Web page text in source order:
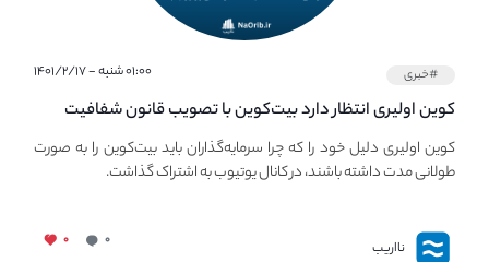
#خبری ۰۱:۰۰ شنبه - ۱۴۰۱/۲/۱۷
کوین اولیری انتظار دارد بیت‌کوین با تصویب قانون شفافیت
استیبل‌کوین، افزایش یابد.
کوین اولیری دلیل خود را که چرا سرمایه‌گذاران باید بیت‌کوین را به صورت
طولانی مدت داشته باشند، در کانال یوتیوب به اشتراک گذاشت.
نااریب ۰ ۰